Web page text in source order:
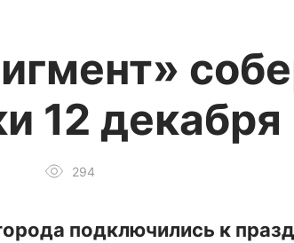
12 декабря
294
подключились к